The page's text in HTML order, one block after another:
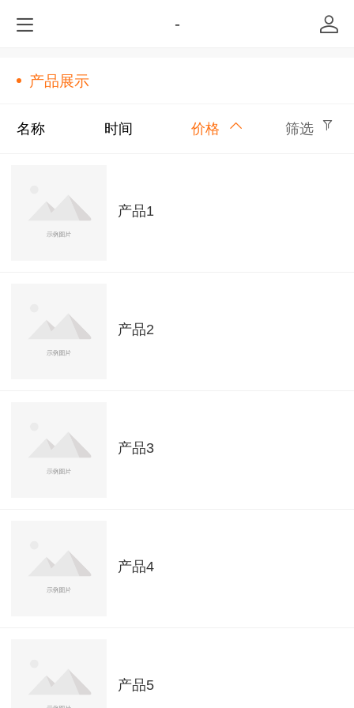
-
产品展示
名称 时间 价格 筛选
产品1
产品2
产品3
产品4
产品5